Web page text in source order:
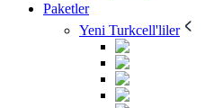
Paketler
Yeni Turkcell'liler